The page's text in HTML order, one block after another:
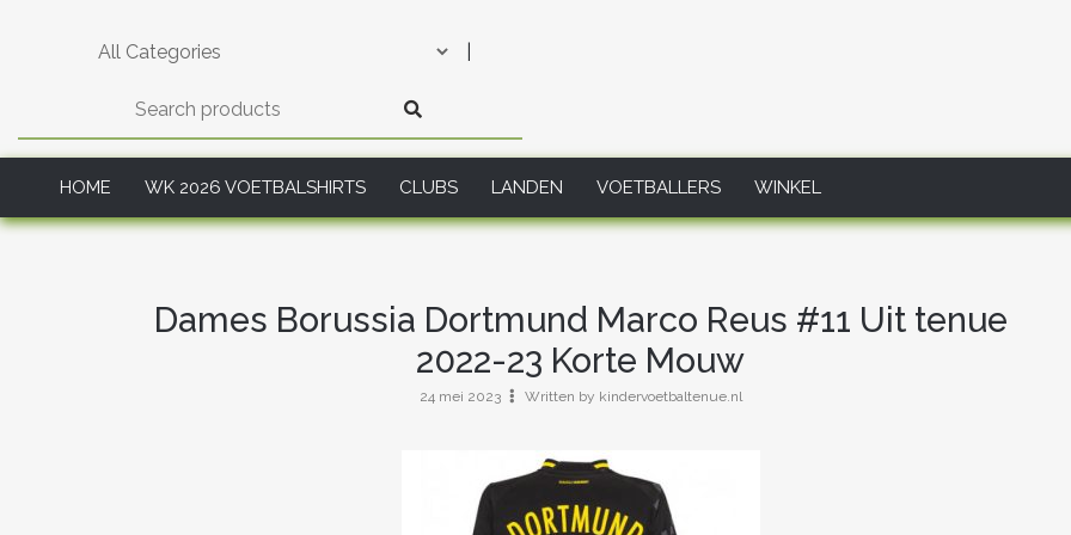
HOME WK 2026 VOETBALSHIRTS CLUBS LANDEN VOETBALLERS WINKEL
Dames Borussia Dortmund Marco Reus #11 Uit tenue
2022-23 Korte Mouw
24 mei 2023 Written by kindervoetbaltenue.nl